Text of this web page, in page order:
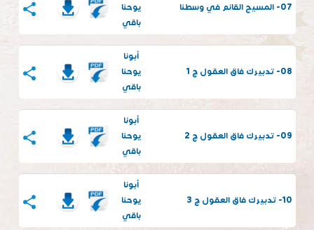
يوحنا
باقي
أبونا
يوحنا
باقي
أبونا
يوحنا
باقي
أبونا
يوحنا
باقي